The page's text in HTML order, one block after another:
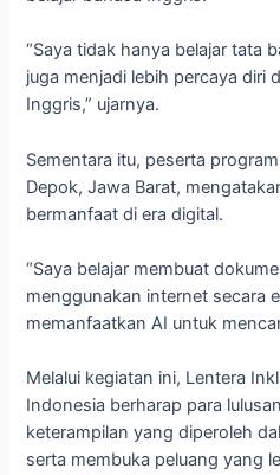
“Saya tidak hanya belajar tata
juga menjadi lebih percaya diri
Inggris,” ujarnya.
Sementara itu, peserta
Depok, Jawa Barat,
bermanfaat di era digital.
“Saya belajar membuat
menggunakan internet secara
memanfaatkan AI untuk
Melalui kegiatan ini, Lentera
Indonesia berharap para
keterampilan yang diperoleh
serta membuka peluang yang